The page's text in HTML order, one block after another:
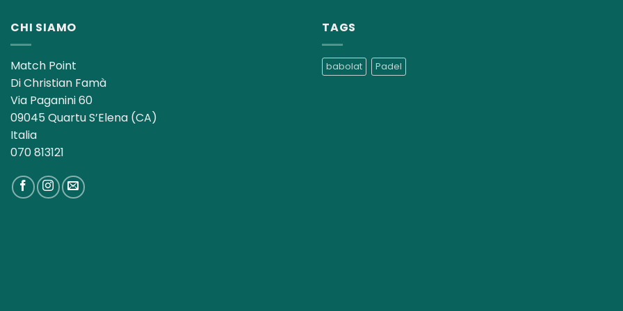
CHI SIAMO
Match Point
Di Christian Famà
Via Paganini 60
09045 Quartu S’Elena (CA)
Italia
070 813121
TAGS
babolat Padel